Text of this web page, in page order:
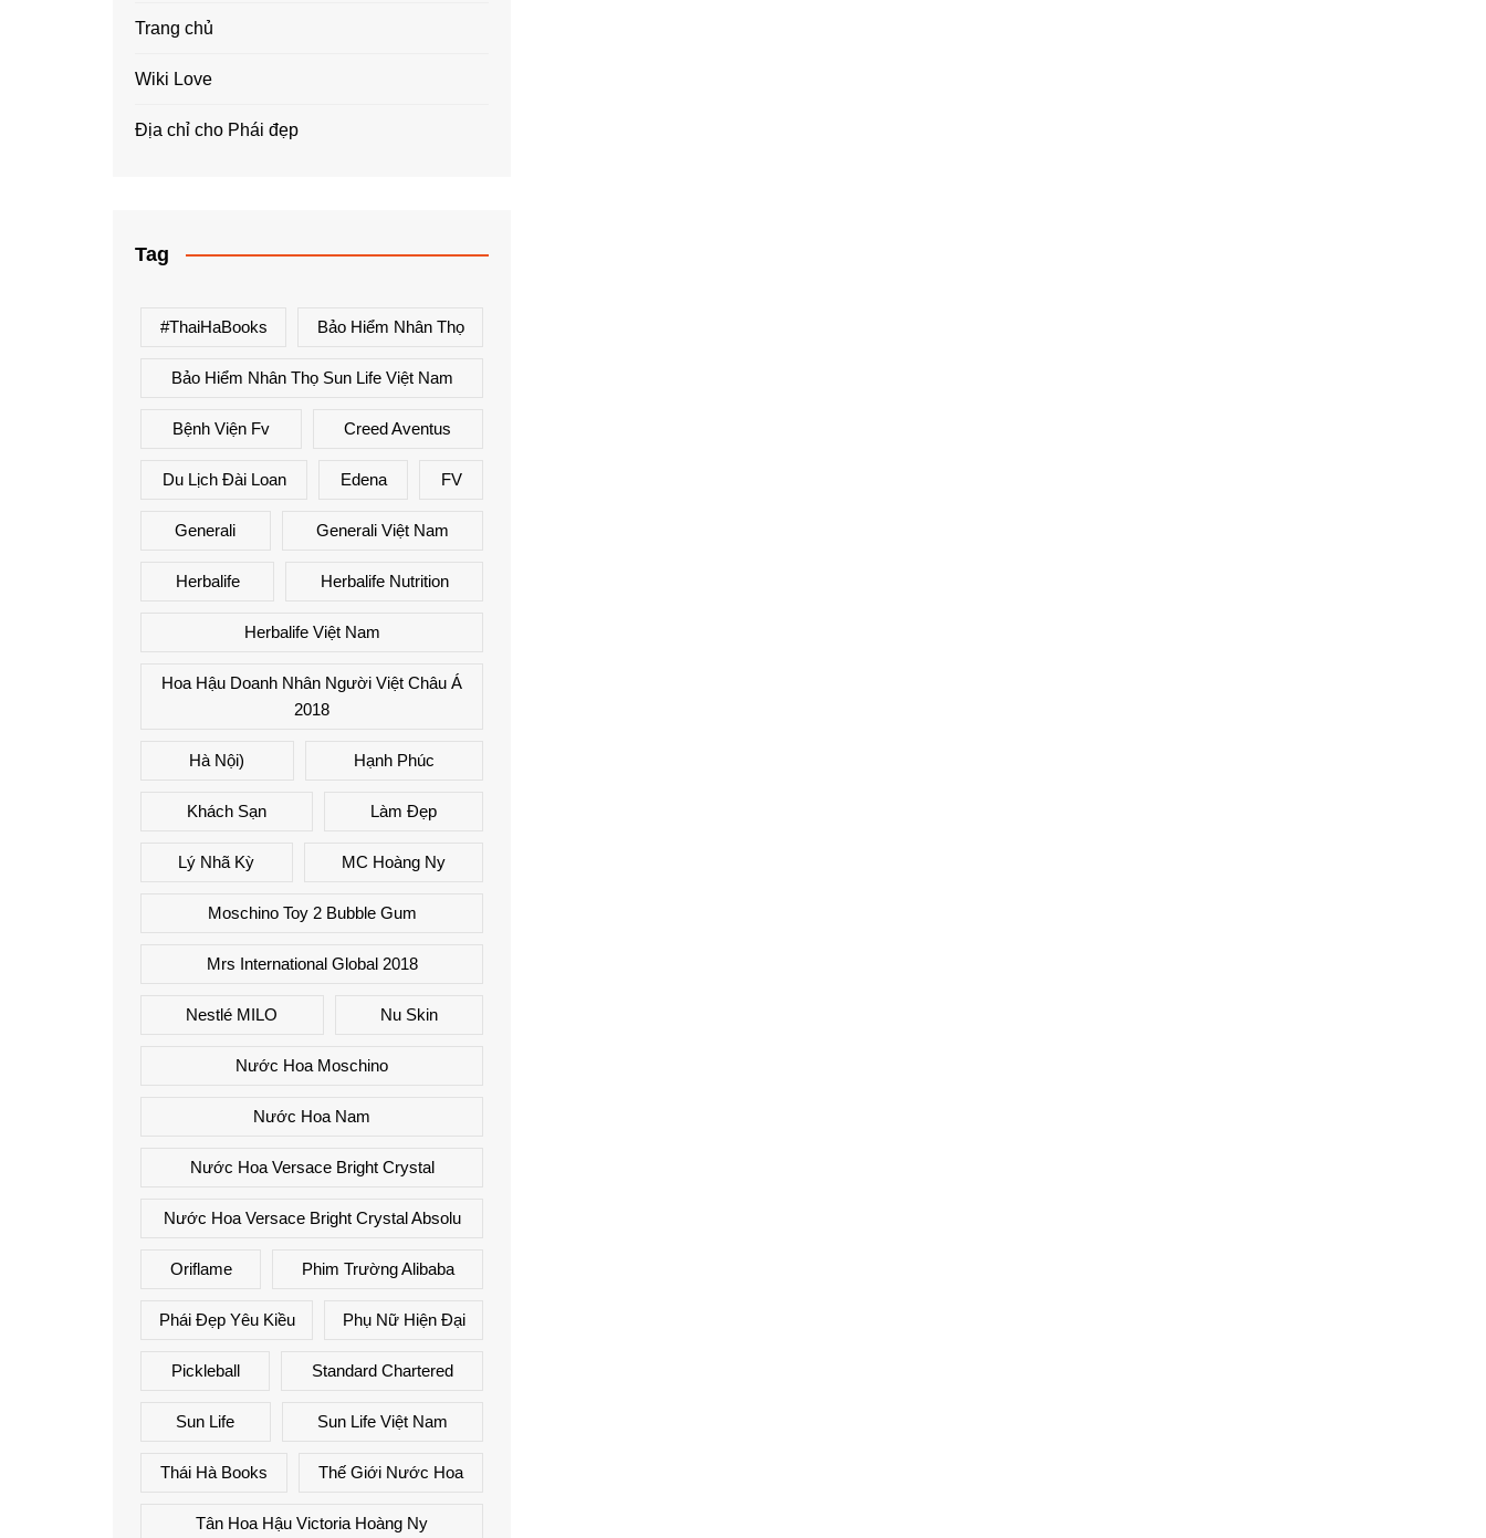
Trang chủ
Wiki Love
Địa chỉ cho Phái đẹp
Tag
#ThaiHaBooks Bảo Hiểm Nhân Thọ
Bảo Hiểm Nhân Thọ Sun Life Việt Nam
Bệnh Viện Fv Creed Aventus
Du Lịch Đài Loan Edena FV
Generali Generali Việt Nam
Herbalife Herbalife Nutrition
Herbalife Việt Nam
Hoa Hậu Doanh Nhân Người Việt Châu Á
2018
Hà Nội) Hạnh Phúc
Khách Sạn Làm Đẹp
Lý Nhã Kỳ MC Hoàng Ny
Moschino Toy 2 Bubble Gum
Mrs International Global 2018
Nestlé MILO Nu Skin
Nước Hoa Moschino
Nước Hoa Nam
Nước Hoa Versace Bright Crystal
Nước Hoa Versace Bright Crystal Absolu
Oriflame Phim Trường Alibaba
Phái Đẹp Yêu Kiều Phụ Nữ Hiện Đại
Pickleball Standard Chartered
Sun Life Sun Life Việt Nam
Thái Hà Books Thế Giới Nước Hoa
Tân Hoa Hậu Victoria Hoàng Ny